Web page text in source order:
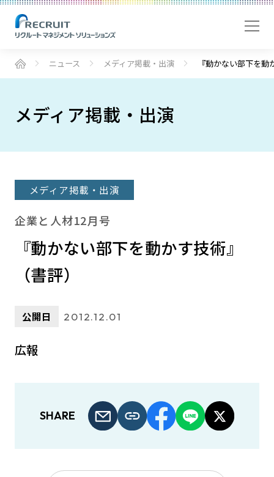
ニュース メディア掲載・出演 『動かない部下を
メディア掲載・出演
メディア掲載・出演
企業と人材12月号
『動かない部下を動かす技術』
（書評）
公開日 2012.12.01
広報
SHARE